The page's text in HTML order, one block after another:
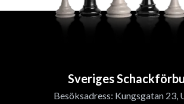
Sveriges
Besöksadress: Kungsgatan 23,